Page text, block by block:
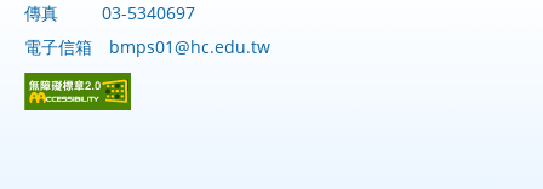
傳真
03-5340697
電子信箱
bmps01@hc.edu.tw